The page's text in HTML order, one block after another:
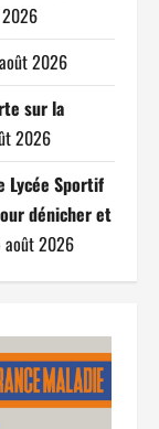
2026
sur la
2026
Lycée Sportif
dénicher et
août 2026